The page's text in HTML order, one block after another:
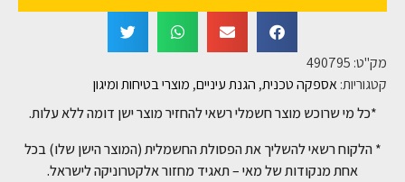
מק"ט: 490795
קטגוריות:אספקה טכנית, הגנת עיניים, מוצרי בטיחות ומיגון
*כל מי שרוכש מוצר חשמלי רשאי להחזיר מוצר ישן דומה ללא עלות.
* הלקוח רשאי להשליך את הפסולת החשמלית (המוצר הישן שלו) בכל
אחת מנקודות של מאי – תאגיד מחזור אלקטרוניקה לישראל.